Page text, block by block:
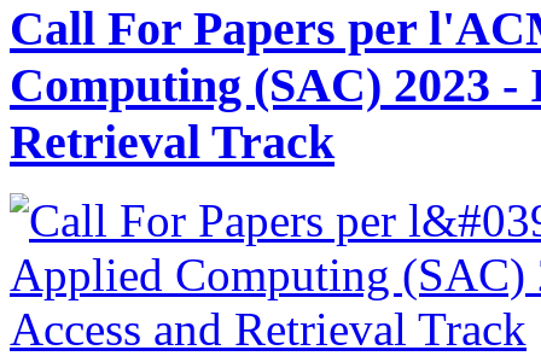
Call For Papers per
Computing (SAC) 2023
Retrieval Track